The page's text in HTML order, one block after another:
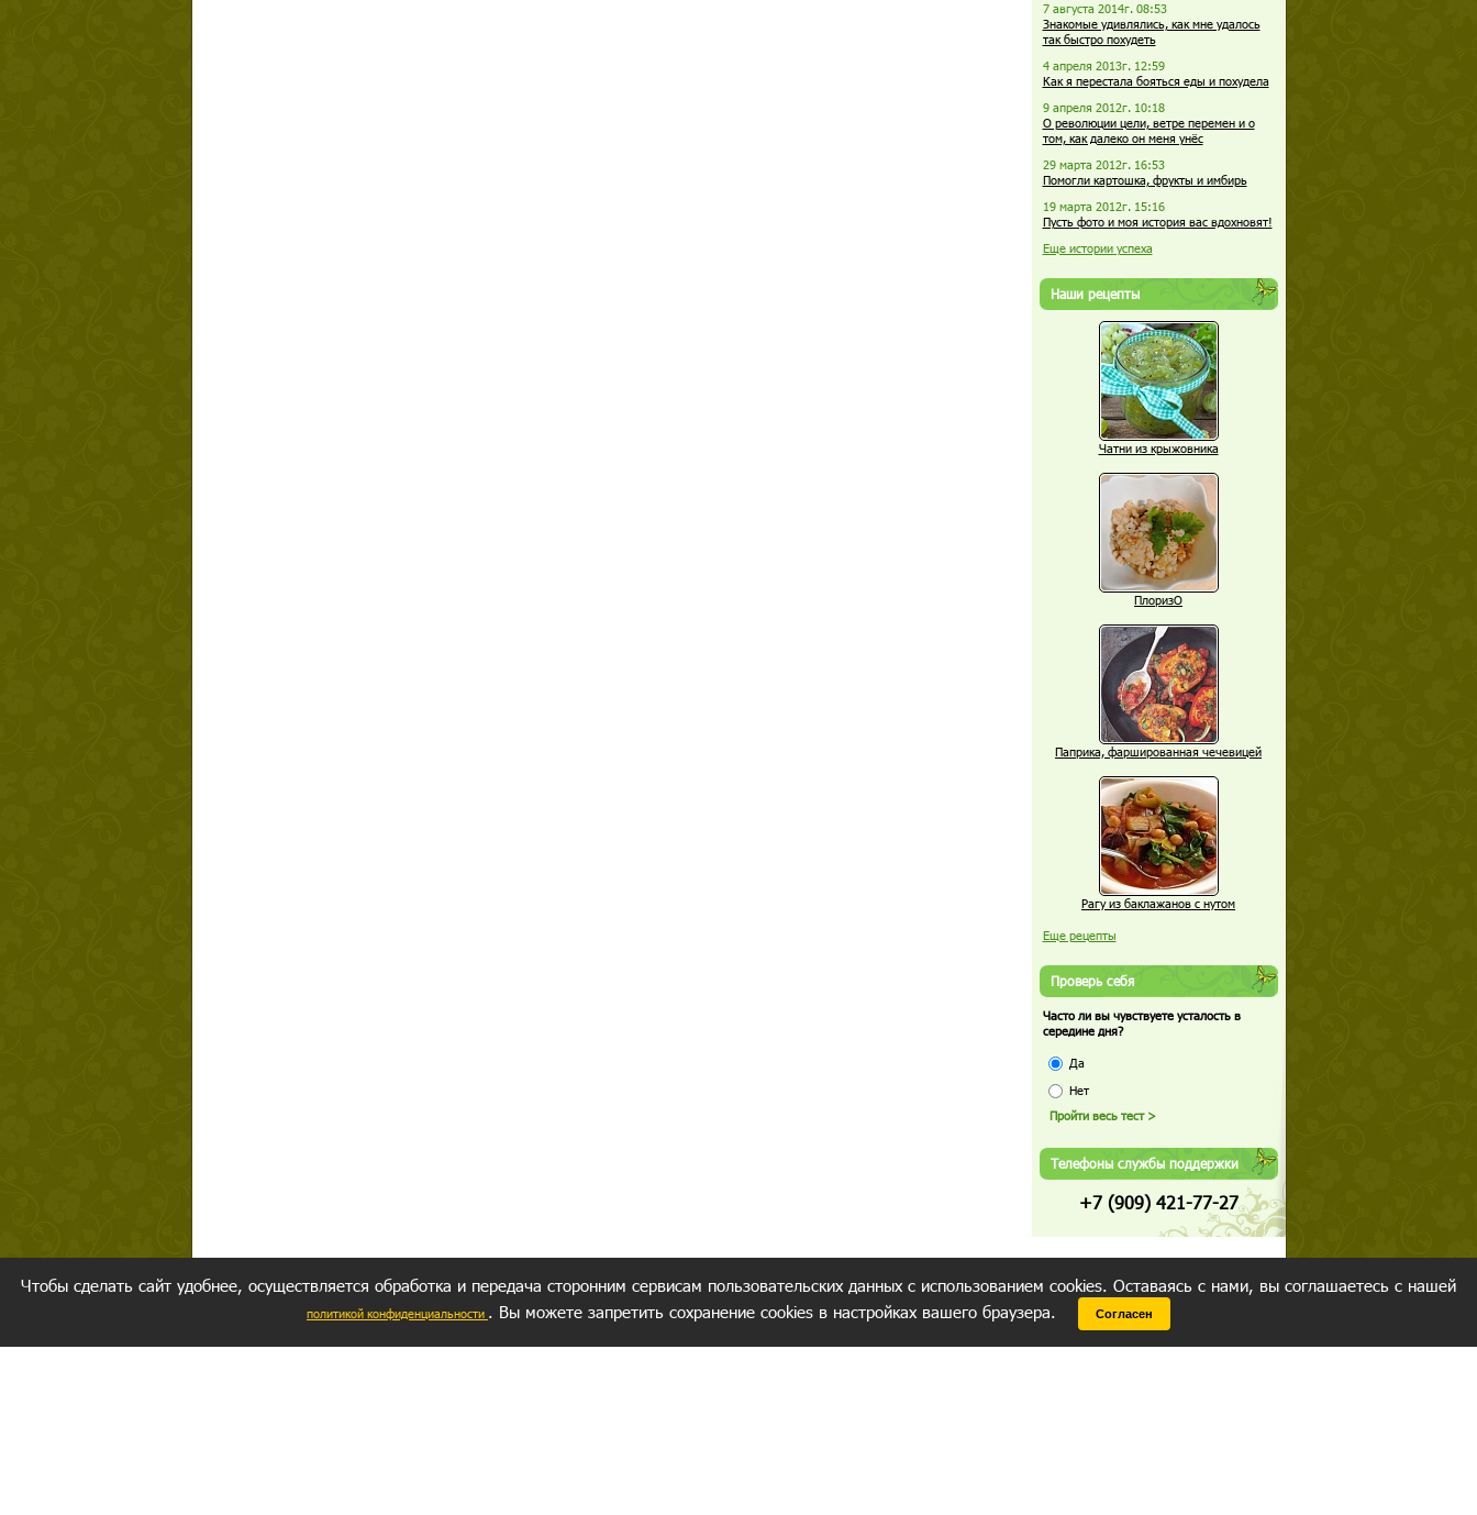
7 августа 2014г. 08:53
Знакомые удивлялись, как мне удалось
так быстро похудеть
4 апреля 2013г. 12:59
Как я перестала бояться еды и похудела
9 апреля 2012г. 10:18
О революции цели, ветре перемен и о
том, как далеко он меня унёс
29 марта 2012г. 16:53
Помогли картошка, фрукты и имбирь
19 марта 2012г. 15:16
Пусть фото и моя история вас вдохновят!
Еще истории успеха
Наши рецепты
Чатни из крыжовника
ПлоризО
Паприка, фаршированная чечевицей
Рагу из баклажанов с нутом
Еще рецепты
Проверь себя
Часто ли вы чувствуете усталость в
середине дня?
Да
Нет
Телефоны службы поддержки
+7 (909) 421-77-27
Чтобы сделать сайт удобнее, осуществляется обработка и передача сторонним сервисам пользовательских данных с использованием cookies. Оставаясь с нами, вы соглашаетесь с нашей
политикой конфиденциальности . Вы можете запретить сохранение cookies в настройках вашего браузера. Согласен